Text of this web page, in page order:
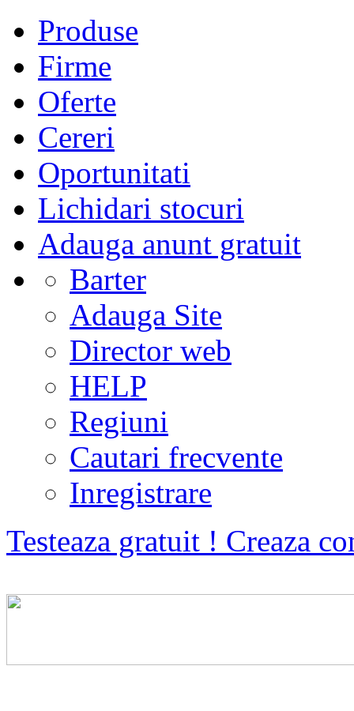
Produse
Firme
Oferte
Cereri
Oportunitati
Lichidari stocuri
Adauga anunt gratuit
Barter
Adauga Site
Director web
HELP
Regiuni
Cautari frecvente
Inregistrare
Testeaza gratuit ! Creaza